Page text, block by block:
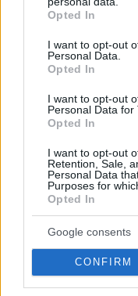
grant or deny consent
use your data for
consent section.
Opted In
I want to opt-out
Personal Data.
Opted In
I want to opt-out
Personal Data for
Opted In
I want to opt-out
Retention, Sale,
Personal Data
Purposes for
Opted In
Google consents
CONFIRM
ρομποτικής στην Ελλάδα
Από μαθητής,
06.08.2026, 10:52
Επαγγελματική
26.07.2026, 09:54
ΡΟΗ
Ειδήσεις
Κοτόπουλο piccata